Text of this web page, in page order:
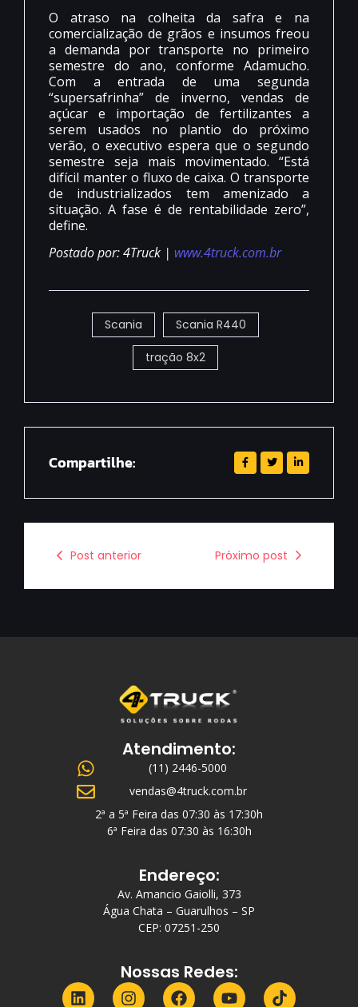
O atraso na colheita da safra e na
comercialização de grãos e insumos freou
a demanda por transporte no primeiro
semestre do ano, conforme Adamucho.
Com a entrada de uma segunda
“supersafrinha” de inverno, vendas de
açúcar e importação de fertilizantes a
serem usados no plantio do próximo
verão, o executivo espera que o segundo
semestre seja mais movimentado. “Está
difícil manter o fluxo de caixa. O transporte
de industrializados tem amenizado a
situação. A fase é de rentabilidade zero”,
define.
Postado por: 4Truck | www.4truck.com.br
Scania Scania R440
tração 8x2
Compartilhe:
Post anterior Próximo post
Atendimento:
(11) 2446-5000
vendas@4truck.com.br
2ª a 5ª Feira das 07:30 às 17:30h
6ª Feira das 07:30 às 16:30h
Endereço:
Av. Amancio Gaiolli, 373
Água Chata – Guarulhos – SP
CEP: 07251-250
Nossas Redes: